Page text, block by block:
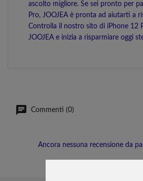
ascolto migliore. Se sei pronto per
Pro, JOOJEA è pronta ad aiutarti a
Controlla il nostro sito di iPhone 12
JOOJEA e inizia a risparmiare oggi
Commenti (0)
Ancora nessuna recensione da